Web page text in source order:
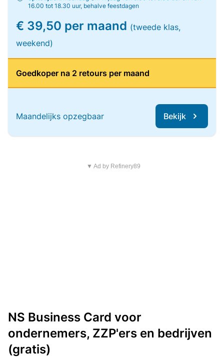
16.00 tot 18.30 uur, behalve feestdagen
€ 39,50 per maand (tweede klas,
weekend)
Goedkoper na 2 retours per maand
Maandelijks opzegbaar Bekijk
▼ Ad by Refinery89
NS Business Card voor
ondernemers, ZZP'ers en bedrijven
(gratis)